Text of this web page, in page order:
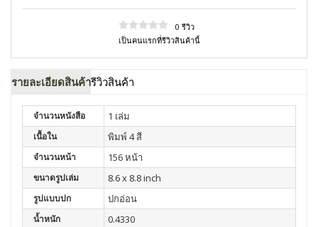
0 รีวิว
เป็นคนแรกที่รีวิวสินค้านี้
รายละเอียดสินค้ารีวิวสินค้า
จำนวนหนังสือ 1 เล่ม
เนื้อใน พิมพ์ 4 สี
จำนวนหน้า 156 หน้า
ขนาดรูปเล่ม 8.6 x 8.8 inch
รูปแบบปก ปกอ่อน
น้ำหนัก 0.4330